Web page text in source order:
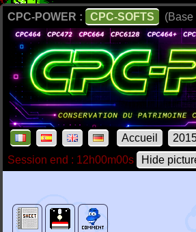
CPC-POWER : CPC-SOFTS (Base
Accueil
Session end : 12h00m00s
Hide